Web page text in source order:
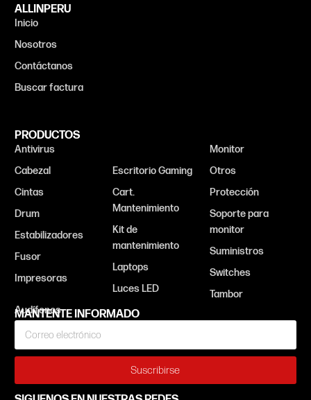
ALLINPERU
Inicio
Nosotros
Contáctanos
Buscar factura
PRODUCTOS
Antivirus
Cabezal
Cintas
Drum
Estabilizadores
Fusor
Impresoras
Escritorio Gaming
Cart.
Mantenimiento
Kit de
mantenimiento
Laptops
Luces LED
Monitor
Otros
Protección
Soporte para
monitor
Suministros
Switches
Tambor
MANTENTE INFORMADO
Suscribirse